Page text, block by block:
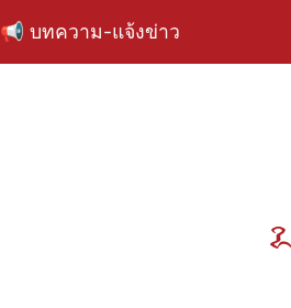
📢 บทความ-แจ้งข่าว